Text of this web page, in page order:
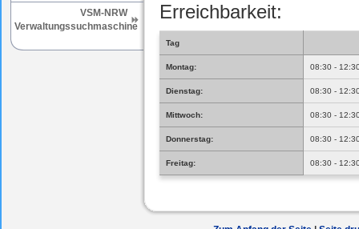
VSM-NRW
Verwaltungssuchmaschine
Erreichbarkeit:
Tag
Montag: 08:30 -
Dienstag: 08:30 -
Mittwoch: 08:30 -
Donnerstag: 08:30 -
Freitag: 08:30 -